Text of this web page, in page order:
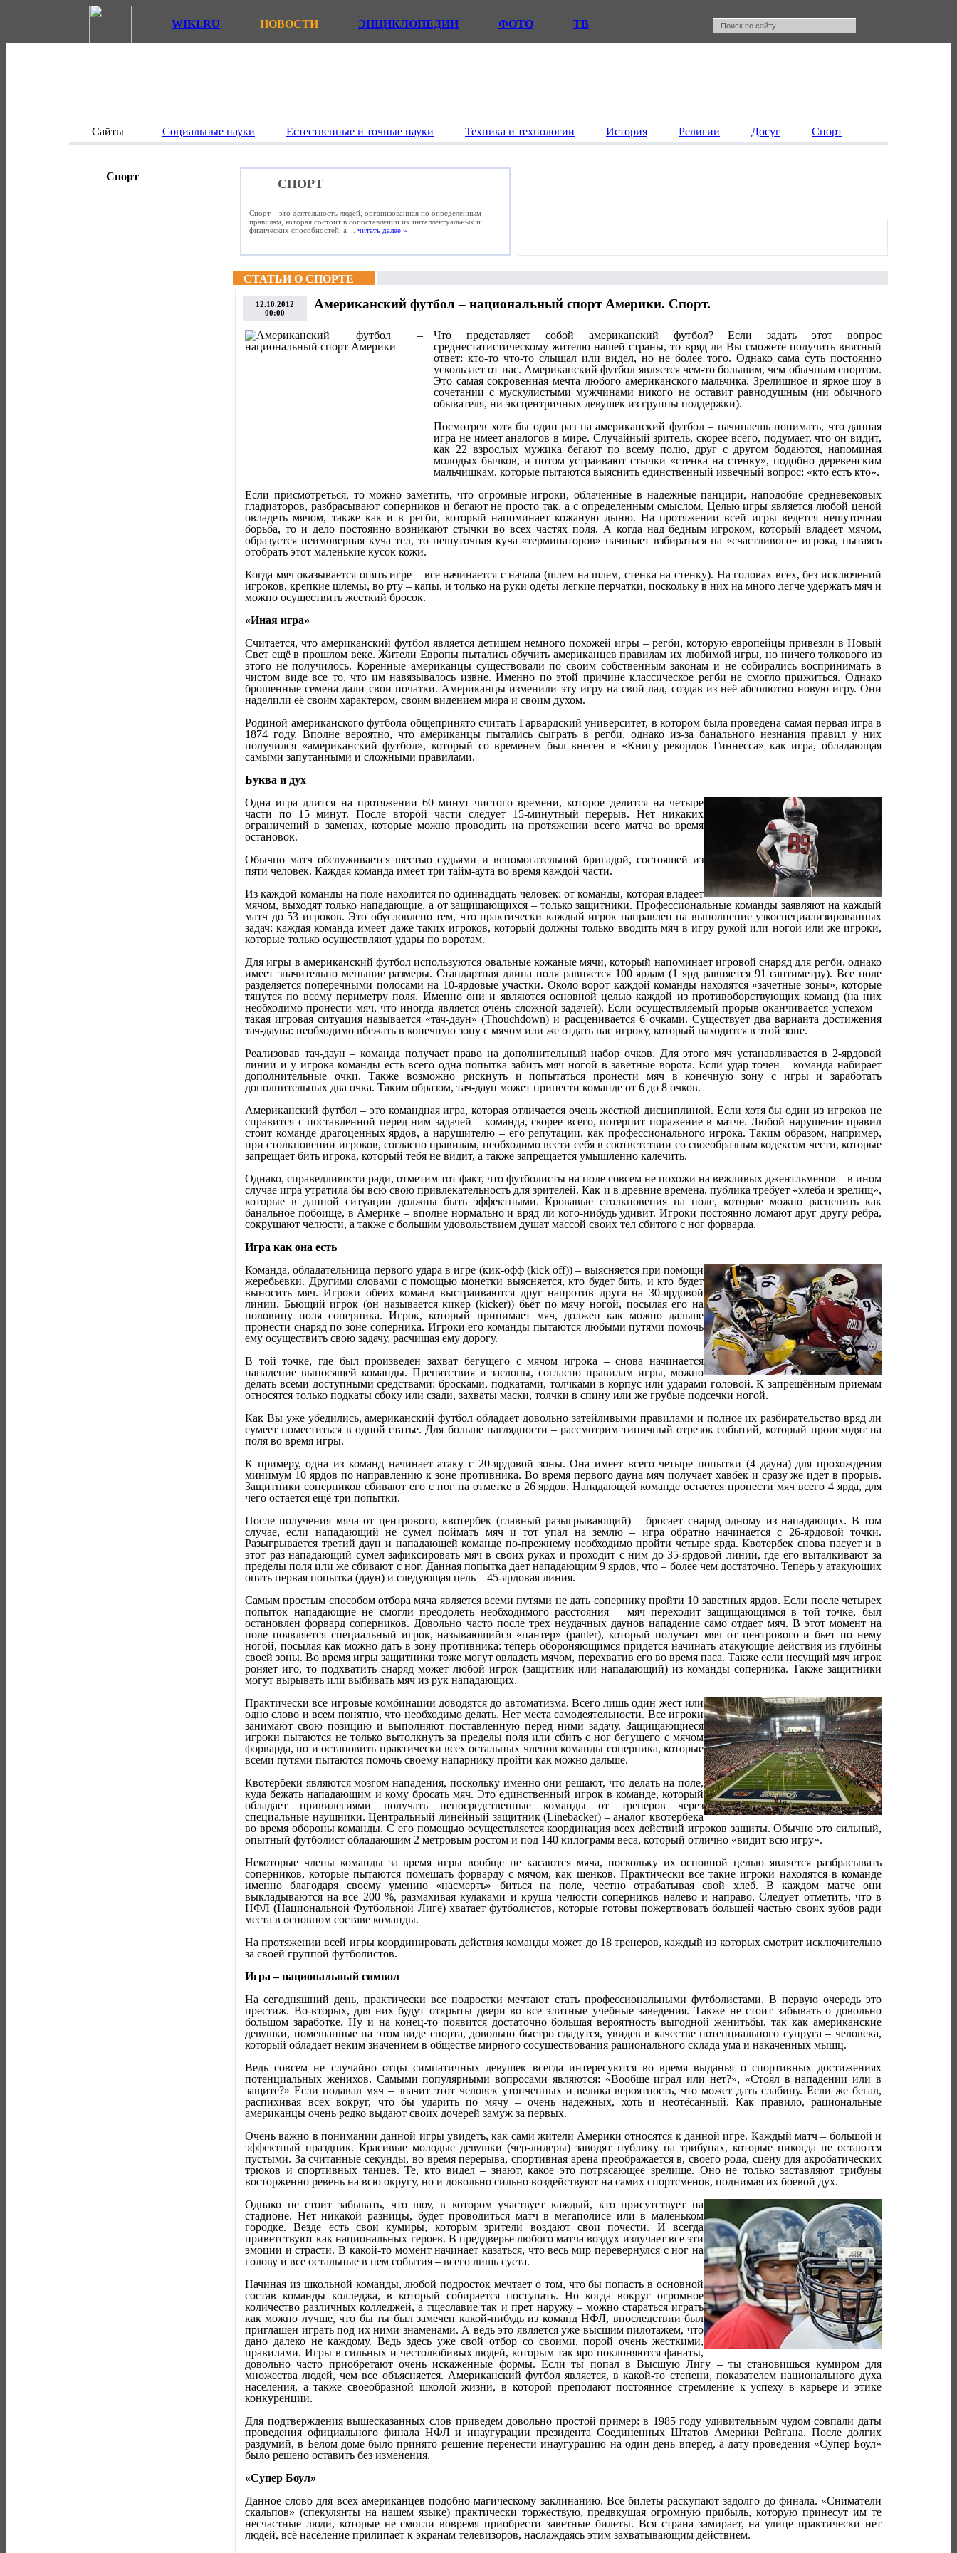
WIKI.RU НОВОСТИ ЭНЦИКЛОПЕДИИ ФОТО ТВ
Сайты Социальные науки Естественные и точные науки Техника и технологии История Религии Досуг Спорт
Спорт
СПОРТ
Спорт – это деятельность людей, организованная по определенным
правилам, которая состоит в сопоставлении их интеллектуальных и
физических способностей, а ... читать далее »
СТАТЬИ О СПОРТЕ
12.10.2012
00:00
Американский футбол – национальный спорт Америки. Спорт.
Что представляет собой американский футбол? Если задать этот вопрос
среднестатистическому жителю нашей страны, то вряд ли Вы сможете получить внятный
ответ: кто-то что-то слышал или видел, но не более того. Однако сама суть постоянно
ускользает от нас. Американский футбол является чем-то большим, чем обычным спортом.
Это самая сокровенная мечта любого американского мальчика. Зрелищное и яркое шоу в
сочетании с мускулистыми мужчинами никого не оставит равнодушным (ни обычного
обывателя, ни эксцентричных девушек из группы поддержки).
Посмотрев хотя бы один раз на американский футбол – начинаешь понимать, что данная
игра не имеет аналогов в мире. Случайный зритель, скорее всего, подумает, что он видит,
как 22 взрослых мужика бегают по всему полю, друг с другом бодаются, напоминая
молодых бычков, и потом устраивают стычки «стенка на стенку», подобно деревенским
мальчишкам, которые пытаются выяснить единственный извечный вопрос: «кто есть кто».
Если присмотреться, то можно заметить, что огромные игроки, облаченные в надежные панцири, наподобие средневековых
гладиаторов, разбрасывают соперников и бегают не просто так, а с определенным смыслом. Целью игры является любой ценой
овладеть мячом, также как и в регби, который напоминает кожаную дыню. На протяжении всей игры ведется нешуточная
борьба, то и дело постоянно возникают стычки во всех частях поля. А когда над бедным игроком, который владеет мячом,
образуется неимоверная куча тел, то нешуточная куча «терминаторов» начинает взбираться на «счастливого» игрока, пытаясь
отобрать этот маленькие кусок кожи.
Когда мяч оказывается опять игре – все начинается с начала (шлем на шлем, стенка на стенку). На головах всех, без исключений
игроков, крепкие шлемы, во рту – капы, и только на руки одеты легкие перчатки, поскольку в них на много легче удержать мяч и
можно осуществить жесткий бросок.
«Иная игра»
Считается, что американский футбол является детищем немного похожей игры – регби, которую европейцы привезли в Новый
Свет ещё в прошлом веке. Жители Европы пытались обучить американцев правилам их любимой игры, но ничего толкового из
этого не получилось. Коренные американцы существовали по своим собственным законам и не собирались воспринимать в
чистом виде все то, что им навязывалось извне. Именно по этой причине классическое регби не смогло прижиться. Однако
брошенные семена дали свои початки. Американцы изменили эту игру на свой лад, создав из неё абсолютно новую игру. Они
наделили её своим характером, своим видением мира и своим духом.
Родиной американского футбола общепринято считать Гарвардский университет, в котором была проведена самая первая игра в
1874 году. Вполне вероятно, что американцы пытались сыграть в регби, однако из-за банального незнания правил у них
получился «американский футбол», который со временем был внесен в «Книгу рекордов Гиннесса» как игра, обладающая
самыми запутанными и сложными правилами.
Буква и дух
Одна игра длится на протяжении 60 минут чистого времени, которое делится на четыре
части по 15 минут. После второй части следует 15-минутный перерыв. Нет никаких
ограничений в заменах, которые можно проводить на протяжении всего матча во время
остановок.
Обычно матч обслуживается шестью судьями и вспомогательной бригадой, состоящей из
пяти человек. Каждая команда имеет три тайм-аута во время каждой части.
Из каждой команды на поле находится по одиннадцать человек: от команды, которая владеет
мячом, выходят только нападающие, а от защищающихся – только защитники. Профессиональные команды заявляют на каждый
матч до 53 игроков. Это обусловлено тем, что практически каждый игрок направлен на выполнение узкоспециализированных
задач: каждая команда имеет даже таких игроков, который должны только вводить мяч в игру рукой или ногой или же игроки,
которые только осуществляют удары по воротам.
Для игры в американский футбол используются овальные кожаные мячи, который напоминает игровой снаряд для регби, однако
имеет значительно меньшие размеры. Стандартная длина поля равняется 100 ярдам (1 ярд равняется 91 сантиметру). Все поле
разделяется поперечными полосами на 10-ярдовые участки. Около ворот каждой команды находятся «зачетные зоны», которые
тянутся по всему периметру поля. Именно они и являются основной целью каждой из противоборствующих команд (на них
необходимо пронести мяч, что иногда является очень сложной задачей). Если осуществляемый прорыв оканчивается успехом –
такая игровая ситуация называется «тач-даун» (Thouchdown) и расценивается 6 очками. Существует два варианта достижения
тач-дауна: необходимо вбежать в конечную зону с мячом или же отдать пас игроку, который находится в этой зоне.
Реализовав тач-даун – команда получает право на дополнительный набор очков. Для этого мяч устанавливается в 2-ярдовой
линии и у игрока команды есть всего одна попытка забить мяч ногой в заветные ворота. Если удар точен – команда набирает
дополнительные очки. Также возможно рискнуть и попытаться пронести мяч в конечную зону с игры и заработать
дополнительных два очка. Таким образом, тач-даун может принести команде от 6 до 8 очков.
Американский футбол – это командная игра, которая отличается очень жесткой дисциплиной. Если хотя бы один из игроков не
справится с поставленной перед ним задачей – команда, скорее всего, потерпит поражение в матче. Любой нарушение правил
стоит команде драгоценных ярдов, а нарушителю – его репутации, как профессионального игрока. Таким образом, например,
при столкновении игроков, согласно правилам, необходимо вести себя в соответствии со своеобразным кодексом чести, которые
запрещает бить игрока, который тебя не видит, а также запрещается умышленно калечить.
Однако, справедливости ради, отметим тот факт, что футболисты на поле совсем не похожи на вежливых джентльменов – в ином
случае игра утратила бы всю свою привлекательность для зрителей. Как и в древние времена, публика требует «хлеба и зрелищ»,
которые в данной ситуации должны быть эффектными. Кровавые столкновения на поле, которые можно расценить как
банальное побоище, в Америке – вполне нормально и вряд ли кого-нибудь удивит. Игроки постоянно ломают друг другу ребра,
сокрушают челюсти, а также с большим удовольствием душат массой своих тел сбитого с ног форварда.
Игра как она есть
Команда, обладательница первого удара в игре (кик-офф (kick off)) – выясняется при помощи
жеребьевки. Другими словами с помощью монетки выясняется, кто будет бить, и кто будет
выносить мяч. Игроки обеих команд выстраиваются друг напротив друга на 30-ярдовой
линии. Бьющий игрок (он называется кикер (kicker)) бьет по мячу ногой, посылая его на
половину поля соперника. Игрок, который принимает мяч, должен как можно дальше
пронести снаряд по зоне соперника. Игроки его команды пытаются любыми путями помочь
ему осуществить свою задачу, расчищая ему дорогу.
В той точке, где был произведен захват бегущего с мячом игрока – снова начинается
нападение выносящей команды. Препятствия и заслоны, согласно правилам игры, можно
делать всеми доступными средствами: бросками, подкатами, толчками в корпус или ударами головой. К запрещённым приемам
относятся только подкаты сбоку или сзади, захваты маски, толчки в спину или же грубые подсечки ногой.
Как Вы уже убедились, американский футбол обладает довольно затейливыми правилами и полное их разбирательство вряд ли
сумеет поместиться в одной статье. Для больше наглядности – рассмотрим типичный отрезок событий, который происходят на
поля во время игры.
К примеру, одна из команд начинает атаку с 20-ярдовой зоны. Она имеет всего четыре попытки (4 дауна) для прохождения
минимум 10 ярдов по направлению к зоне противника. Во время первого дауна мяч получает хавбек и сразу же идет в прорыв.
Защитники соперников сбивают его с ног на отметке в 26 ярдов. Нападающей команде остается пронести мяч всего 4 ярда, для
чего остается ещё три попытки.
После получения мяча от центрового, квотербек (главный разыгрывающий) – бросает снаряд одному из нападающих. В том
случае, если нападающий не сумел поймать мяч и тот упал на землю – игра обратно начинается с 26-ярдовой точки.
Разыгрывается третий даун и нападающей команде по-прежнему необходимо пройти четыре ярда. Квотербек снова пасует и в
этот раз нападающий сумел зафиксировать мяч в своих руках и проходит с ним до 35-ярдовой линии, где его выталкивают за
пределы поля или же сбивают с ног. Данная попытка дает нападающим 9 ярдов, что – более чем достаточно. Теперь у атакующих
опять первая попытка (даун) и следующая цель – 45-ярдовая линия.
Самым простым способом отбора мяча является всеми путями не дать сопернику пройти 10 заветных ярдов. Если после четырех
попыток нападающие не смогли преодолеть необходимого расстояния – мяч переходит защищающимся в той точке, был
остановлен форвард соперников. Довольно часто после трех неудачных даунов нападение само отдает мяч. В этот момент на
поле появляется специальный игрок, называющийся «пантер» (panter), который получает мяч от центрового и бьет по нему
ногой, посылая как можно дать в зону противника: теперь обороняющимся придется начинать атакующие действия из глубины
своей зоны. Во время игры защитники тоже могут овладеть мячом, перехватив его во время паса. Также если несущий мяч игрок
роняет иго, то подхватить снаряд может любой игрок (защитник или нападающий) из команды соперника. Также защитники
могут вырывать или выбивать мяч из рук нападающих.
Практически все игровые комбинации доводятся до автоматизма. Всего лишь один жест или
одно слово и всем понятно, что необходимо делать. Нет места самодеятельности. Все игроки
занимают свою позицию и выполняют поставленную перед ними задачу. Защищающиеся
игроки пытаются не только вытолкнуть за пределы поля или сбить с ног бегущего с мячом
форварда, но и остановить практически всех остальных членов команды соперника, которые
всеми путями пытаются помочь своему напарнику пройти как можно дальше.
Квотербеки являются мозгом нападения, поскольку именно они решают, что делать на поле,
куда бежать нападающим и кому бросать мяч. Это единственный игрок в команде, который
обладает привилегиями получать непосредственные команды от тренеров через
специальные наушники. Центральный линейный защитник (Linebacker) – аналог квотербека
во время обороны команды. C его помощью осуществляется координация всех действий игроков защиты. Обычно это сильный,
опытный футболист обладающим 2 метровым ростом и под 140 килограмм веса, который отлично «видит всю игру».
Некоторые члены команды за время игры вообще не касаются мяча, поскольку их основной целью является разбрасывать
соперников, которые пытаются помешать форварду с мячом, как щенков. Практически все такие игроки находятся в команде
именно благодаря своему умению «насмерть» биться на поле, честно отрабатывая свой хлеб. В каждом матче они
выкладываются на все 200 %, размахивая кулаками и круша челюсти соперников налево и направо. Следует отметить, что в
НФЛ (Национальной Футбольной Лиге) хватает футболистов, которые готовы пожертвовать большей частью своих зубов ради
места в основном составе команды.
На протяжении всей игры координировать действия команды может до 18 тренеров, каждый из которых смотрит исключительно
за своей группой футболистов.
Игра – национальный символ
На сегодняшний день, практически все подростки мечтают стать профессиональными футболистами. В первую очередь это
престиж. Во-вторых, для них будут открыты двери во все элитные учебные заведения. Также не стоит забывать о довольно
большом заработке. Ну и на конец-то появится достаточно большая вероятность выгодной женитьбы, так как американские
девушки, помешанные на этом виде спорта, довольно быстро сдадутся, увидев в качестве потенциального супруга – человека,
который обладает неким значением в обществе мирного сосуществования рационального склада ума и накаченных мышц.
Ведь совсем не случайно отцы симпатичных девушек всегда интересуются во время выданья о спортивных достижениях
потенциальных женихов. Самыми популярными вопросами являются: «Вообще играл или нет?», «Стоял в нападении или в
защите?» Если подавал мяч – значит этот человек утонченных и велика вероятность, что может дать слабину. Если же бегал,
распихивая всех вокруг, что бы ударить по мячу – очень надежных, хоть и неотёсанный. Как правило, рациональные
американцы очень редко выдают своих дочерей замуж за первых.
Очень важно в понимании данной игры увидеть, как сами жители Америки относятся к данной игре. Каждый матч – большой и
эффектный праздник. Красивые молодые девушки (чер-лидеры) заводят публику на трибунах, которые никогда не остаются
пустыми. За считанные секунды, во время перерыва, спортивная арена преображается в, своего рода, сцену для акробатических
трюков и спортивных танцев. Те, кто видел – знают, какое это потрясающее зрелище. Оно не только заставляют трибуны
восторженно ревень на всю округу, но и довольно сильно воздействуют на самих спортсменов, поднимая их боевой дух.
Однако не стоит забывать, что шоу, в котором участвует каждый, кто присутствует на
стадионе. Нет никакой разницы, будет проводиться матч в мегаполисе или в маленьком
городке. Везде есть свои кумиры, которым зрители воздают свои почести. И всегда
приветствуют как национальных героев. В преддверье любого матча воздух излучает все эти
эмоции и страсти. В какой-то момент начинает казаться, что весь мир перевернулся с ног на
голову и все остальные в нем события – всего лишь суета.
Начиная из школьной команды, любой подросток мечтает о том, что бы попасть в основной
состав команды колледжа, в который собирается поступать. Но когда вокруг огромное
количество различных колледжей, а тщеславие так и прет наружу – можно стараться играть
как можно лучше, что бы ты был замечен какой-нибудь из команд НФЛ, впоследствии был
приглашен играть под их ними знаменами. А ведь это является уже высшим пилотажем, что
дано далеко не каждому. Ведь здесь уже свой отбор со своими, порой очень жесткими,
правилами. Игры в сильных и честолюбивых людей, которым так яро поклоняются фанаты,
довольно часто приобретают очень искаженные формы. Если ты попал в Высшую Лигу – ты становишься кумиром для
множества людей, чем все объясняется. Американский футбол является, в какой-то степени, показателем национального духа
населения, а также своеобразной школой жизни, в которой преподают постоянное стремление к успеху в карьере и этике
конкуренции.
Для подтверждения вышесказанных слов приведем довольно простой пример: в 1985 году удивительным чудом совпали даты
проведения официального финала НФЛ и инаугурации президента Соединенных Штатов Америки Рейгана. После долгих
раздумий, в Белом доме было принято решение перенести инаугурацию на один день вперед, а дату проведения «Супер Боул»
было решено оставить без изменения.
«Супер Боул»
Данное слово для всех американцев подобно магическому заклинанию. Все билеты раскупают задолго до финала. «Сниматели
скальпов» (спекулянты на нашем языке) практически торжествую, предвкушая огромную прибыль, которую принесут им те
несчастные люди, которые не смогли вовремя приобрести заветные билеты. Вся страна замирает, на улице практически нет
людей, всё население прилипает к экранам телевизоров, наслаждаясь этим захватывающим действием.